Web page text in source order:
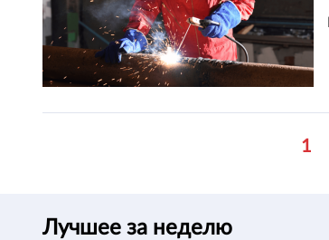
1
Лучшее за неделю